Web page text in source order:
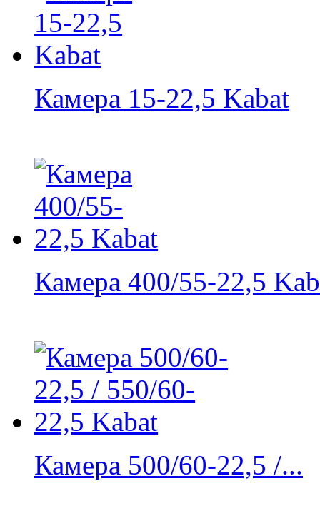
Камера 15-22,5 Kabat
Камера 400/55-22,5
Камера 500/60-22,5 /...